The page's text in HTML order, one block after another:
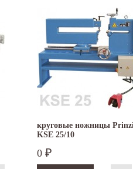
круговые ножницы
KSE 25/10
0 ₽